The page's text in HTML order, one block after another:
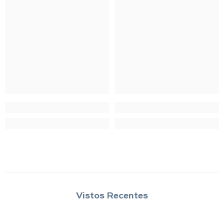
Vistos Recentes